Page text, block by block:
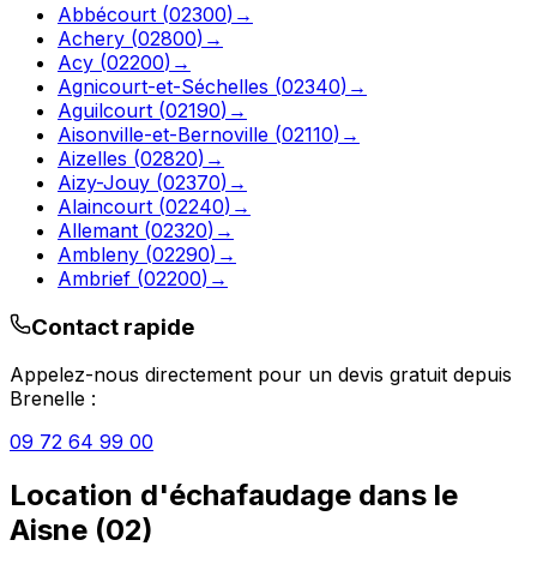
Abbécourt (02300) →
Achery (02800) →
Acy (02200) →
Agnicourt-et-Séchelles (02340) →
Aguilcourt (02190) →
Aisonville-et-Bernoville (02110) →
Aizelles (02820) →
Aizy-Jouy (02370) →
Alaincourt (02240) →
Allemant (02320) →
Ambleny (02290) →
Ambrief (02200) →
Contact rapide
Appelez-nous directement pour un devis gratuit depuis
Brenelle :
09 72 64 99 00
Location d'échafaudage dans le
Aisne (02)